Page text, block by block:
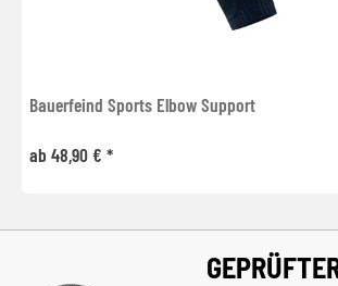
Bauerfeind Sports Elbow Support
ab 48,90 € *